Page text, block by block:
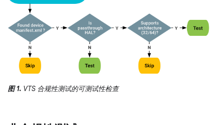
图 1. VTS 合规性测试的可测试性检查